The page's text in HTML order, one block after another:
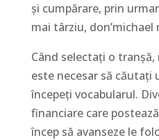
și cumpărare, prin
mai târziu,
Când selectați o
este necesar să căutați
începeți vocabularul.
financiare care
încep să avanseze le